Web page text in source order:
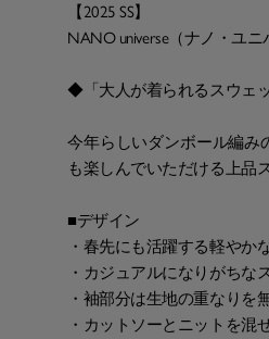
【2025 SS】
NANO universe（ナノ・ユニ
◆「大人が着られるスウェ
今年らしいダンボール編み
も楽しんでいただける上品
■デザイン
・春先にも活躍する軽やか
・カジュアルになりがちな
・袖部分は生地の重なりを
・カットソーとニットを混